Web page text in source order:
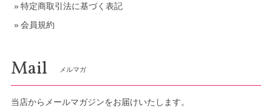
特定商取引法に基づく表記
会員規約
Mail メルマガ
当店からメールマガジンをお届けいたします。